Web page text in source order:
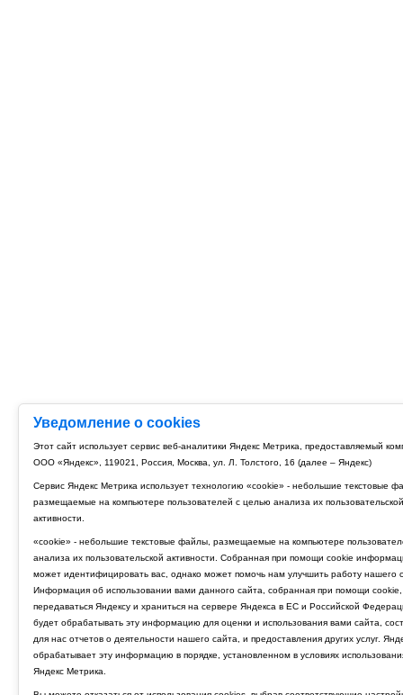
Уведомление о cookies
Этот сайт использует сервис веб-аналитики Яндекс Метрика, предоставляемый
ООО «Яндекс», 119021, Россия, Москва, ул. Л. Толстого, 16 (далее – Яндекс)
Сервис Яндекс Метрика использует технологию «cookie» - небольшие текстовые
размещаемые на компьютере пользователей с целью анализа их пользовательской
активности.
«cookie» - небольшие текстовые файлы, размещаемые на компьютере
анализа их пользовательской активности. Собранная при помощи cookie
может идентифицировать вас, однако может помочь нам улучшить работу нашего
Информация об использовании вами данного сайта, собранная при помощи cookie,
передаваться Яндексу и храниться на сервере Яндекса в ЕС и Российской
будет обрабатывать эту информацию для оценки и использования вами сайта,
для нас отчетов о деятельности нашего сайта, и предоставления других услуг.
обрабатывает эту информацию в порядке, установленном в условиях
Яндекс Метрика.